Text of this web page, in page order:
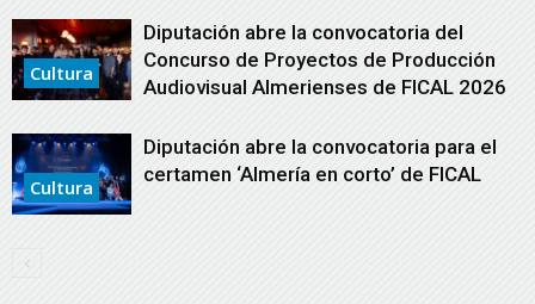
Cultura
Diputación abre la convocatoria del
Concurso de Proyectos de Producción
Audiovisual Almerienses de FICAL 2026
Cultura
Diputación abre la convocatoria para el
certamen ‘Almería en corto’ de FICAL